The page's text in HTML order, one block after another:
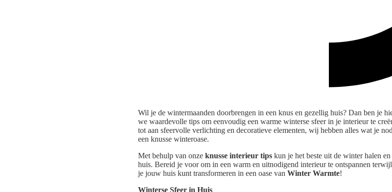
Wil je de wintermaanden doorbrengen in een knus en gezellig huis? Dan ben je
we waardevolle tips om eenvoudig een warme winterse sfeer in je interieur te
tot aan sfeervolle verlichting en decoratieve elementen, wij hebben alles wat je
een knusse winteroase.
Met behulp van onze knusse interieur tips kun je het beste uit de winter halen
huis. Bereid je voor om in een warm en uitnodigend interieur te ontspannen
je jouw huis kunt transformeren in een oase van Winter Warmte!
Winterse Sfeer in Huis